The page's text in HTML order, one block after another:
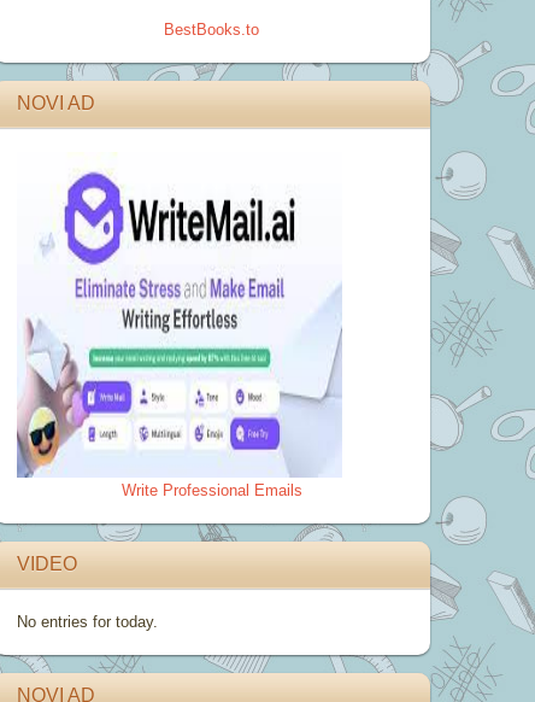
BestBooks.to
NOVI AD
Write Professional Emails
VIDEO
No entries for today.
NOVI AD